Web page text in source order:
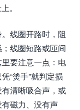
。
线圈开路时，阻
线圈短路或匝间
要注意一点：电
“烫手”就判定损
清晰吸合声，或
磁力、没有声